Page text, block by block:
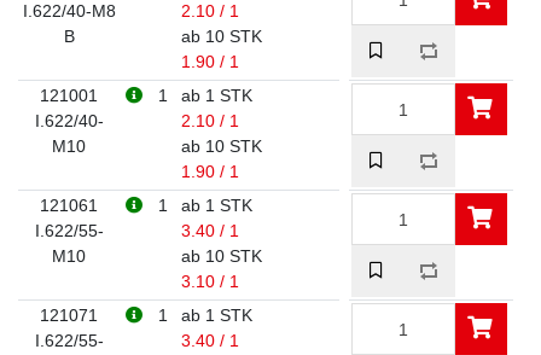
I.622/40-M8
B
2.10 / 1
ab 10 STK
1.90 / 1
121001
I.622/40-
M10
1
ab 1 STK
2.10 / 1
ab 10 STK
1.90 / 1
121061
I.622/55-
M10
1
ab 1 STK
3.40 / 1
ab 10 STK
3.10 / 1
121071
I.622/55-
1
ab 1 STK
3.40 / 1